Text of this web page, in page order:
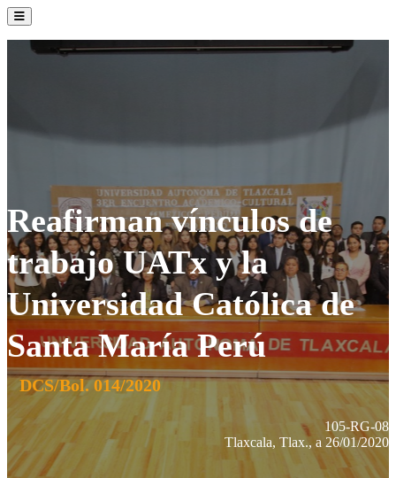
La Institución
Reafirman vínculos de
trabajo UATx y la
Universidad Católica de
Santa María Perú
DCS/Bol. 014/2020
105-RG-08
Tlaxcala, Tlax., a 26/01/2020